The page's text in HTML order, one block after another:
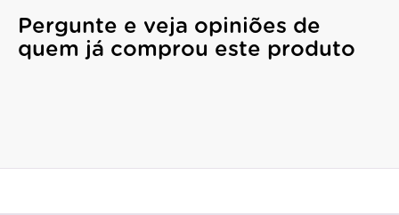
Pergunte e veja opiniões de
quem já comprou este produto